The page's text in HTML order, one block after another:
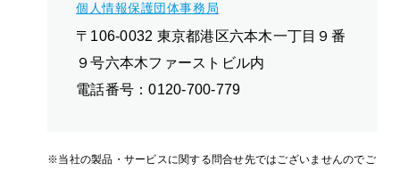
個人情報保護団体事務局
〒106-0032 東京都港区六本木一丁目９番
９号六本木ファーストビル内
電話番号：0120-700-779
※当社の製品・サービスに関する問合せ先ではございませんのでご